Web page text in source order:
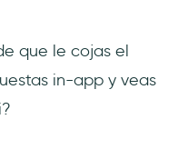
que le cojas el
in-app y veas